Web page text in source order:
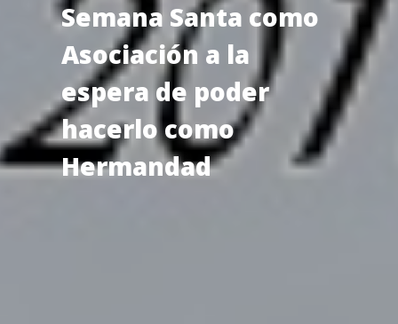
Semana Santa como
Asociación a la
espera de poder
hacerlo como
Hermandad